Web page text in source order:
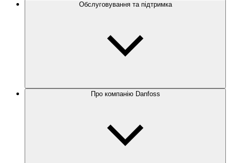
Обслуговування та підтримка
Про компанію Danfoss